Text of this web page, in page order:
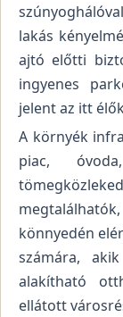
lakás
ajtó előtti
ingyenes
jelent az itt
A környék
piac,
könnyedén
számára,
alakítható
ellátott